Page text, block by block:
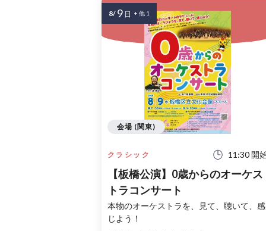
クラシック 11:30 開
【板橋公演】0歳からのオーケス
トラコンサート
本物のオーケストラを、見て、聴いて、感
じよう！
会場 (関東)
8/ 9 日 + 他 1